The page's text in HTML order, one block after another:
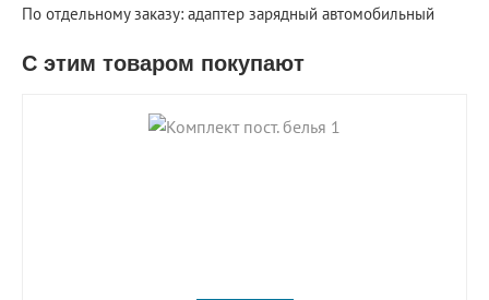
По отдельному заказу: адаптер зарядный автомобильный
С этим товаром покупают
shopping_cart В КОРЗИНУ